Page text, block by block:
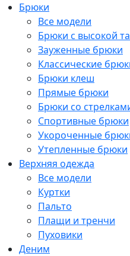
Брюки
Все модели
Брюки с высокой
Зауженные брюки
Классические
Брюки клеш
Прямые брюки
Брюки со
Спортивные брюки
Укороченные
Утепленные брюки
Верхняя одежда
Все модели
Куртки
Пальто
Плащи и тренчи
Пуховики
Деним